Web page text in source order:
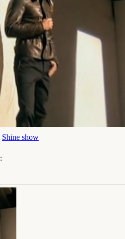
Shine show
: